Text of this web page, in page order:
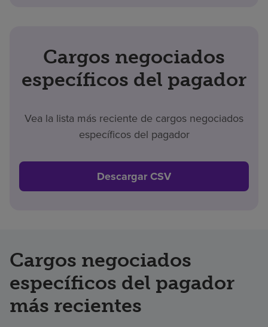
Cargos negociados
específicos del pagador
Vea la lista más reciente de cargos negociados
específicos del pagador
Descargar CSV
Cargos negociados
específicos del pagador
más recientes